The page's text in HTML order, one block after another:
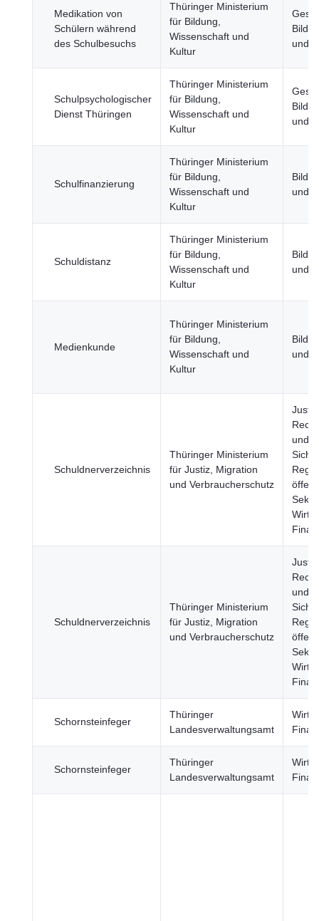
Medikation von
Schülern während
des Schulbesuchs
Thüringer Ministerium
für Bildung,
Wissenschaft und
Kultur
und
Schulpsychologischer
Dienst Thüringen
Thüringer Ministerium
für Bildung,
Wissenschaft und
Kultur
und
Schulfinanzierung
Thüringer Ministerium
für Bildung,
Wissenschaft und
Kultur
und
Schuldistanz
Thüringer Ministerium
für Bildung,
Wissenschaft und
Kultur
und
Medienkunde
Thüringer Ministerium
für Bildung,
Wissenschaft und
Kultur
und
Schuldnerverzeichnis
Thüringer Ministerium
für Justiz, Migration
und Verbraucherschutz
und
Schuldnerverzeichnis
Thüringer Ministerium
für Justiz, Migration
und Verbraucherschutz
und
Schornsteinfeger
Thüringer
Landesverwaltungsamt
Schornsteinfeger
Thüringer
Landesverwaltungsamt